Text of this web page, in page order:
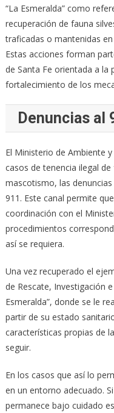
“La Esmeralda” como
recuperación de fauna
traficadas o mantenidas
Estas acciones forman
de Santa Fe orientada a la
fortalecimiento de los
Denuncias al
El Ministerio de Ambiente
casos de tenencia ilegal
mascotismo, las
911. Este canal permite
coordinación con el
procedimientos
así se requiera.
Una vez recuperado el
de Rescate, Investigación
Esmeralda”, donde se le
partir de su estado
características propias de
seguir.
En los casos que así lo
en un entorno adecuado.
permanece bajo cuidado